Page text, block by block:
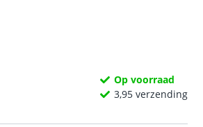
Op voorraad
3,95 verzending